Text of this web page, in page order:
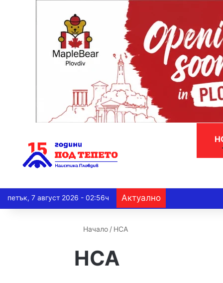
петък, 7 август 2026 - 02:56ч Актуално
Начало / НСА
НСА